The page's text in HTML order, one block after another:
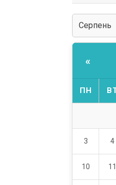
«
ПН
3 4
10 11